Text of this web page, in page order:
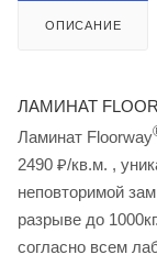
ОПИСАНИЕ
ЛАМИНАТ
Ламинат Floorway
2490 ₽/кв.м. ,
неповторимой
разрыве до
согласно всем